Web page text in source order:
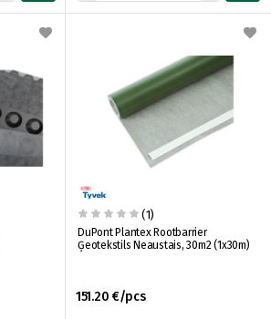
(1)
DuPont Plantex Rootbarrier
Ģeotekstils Neaustais, 30m2 (1x30m)
151.20 €/pcs